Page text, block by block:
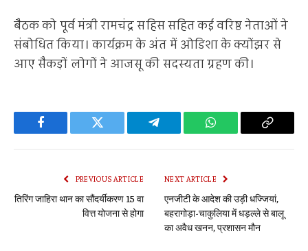
बैठक को पूर्व मंत्री रामचंद्र सहिस सहित कई वरिष्ठ नेताओं ने
संबोधित किया। कार्यक्रम के अंत में ओडिशा के क्योंझर से
आए सैकड़ों लोगों ने आजसू की सदस्यता ग्रहण की।
Facebook Twitter Telegram WhatsApp Copy
PREVIOUS ARTICLE
तिरिंग जाहिरा थान का सौंदर्यीकरण 15 वा
वित्त योजना से होगा
NEXT ARTICLE
एनजीटी के आदेश की उड़ी धज्जियां,
बहरागोड़ा-चाकुलिया में धड़ल्ले से बालू
का अवैध खनन, प्रशासन मौन